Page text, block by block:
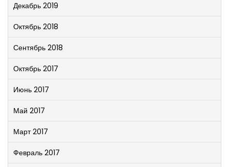
Декабрь 2019
Октябрь 2018
Сентябрь 2018
Октябрь 2017
Июнь 2017
Май 2017
Март 2017
Февраль 2017